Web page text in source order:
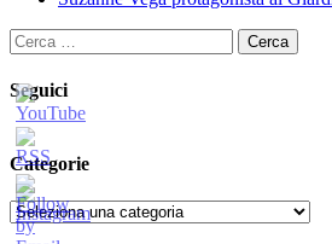
Ricerca
per:
Seguici
Categorie
Categorie